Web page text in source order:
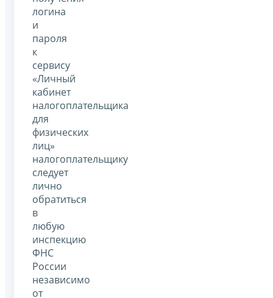
логина
и
пароля
к
сервису
«Личный
кабинет
налогоплательщика
для
физических
лиц»
налогоплательщику
следует
лично
обратиться
в
любую
инспекцию
ФНС
России
независимо
от